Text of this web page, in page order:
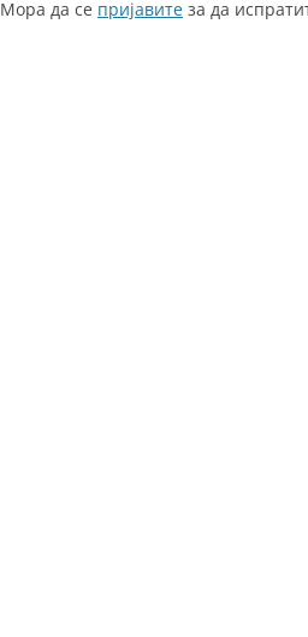
Мора да се пријавите за да